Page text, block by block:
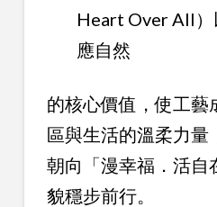
Heart Over All
應自然
的核心價值，使工藝
區與生活的溫柔力量
朝向「漫幸福．活自
貌穩步前行。